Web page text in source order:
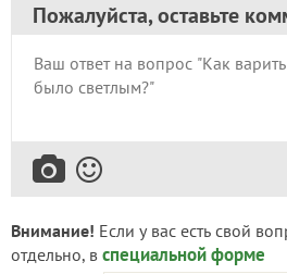
Пожалуйста, оставьте
Внимание! Если у вас есть свой
отдельно, в специальной форме